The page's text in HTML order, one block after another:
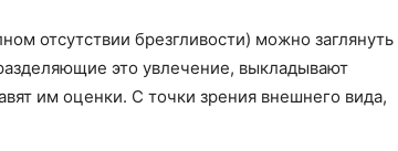
отсутствии брезгливости) можно заглянуть
это увлечение, выкладывают
им оценки. С точки зрения внешнего вида,